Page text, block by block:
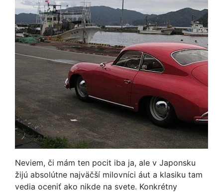
Neviem, či mám ten pocit iba ja, ale v Japonsku
žijú absolútne najväčší milovníci áut a klasiku tam
vedia oceniť ako nikde na svete. Konkrétny